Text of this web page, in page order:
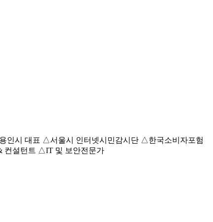
인시 대표 △서울시 인터넷시민감시단 △한국소비자포험
컨설턴트 △IT 및 보안전문가